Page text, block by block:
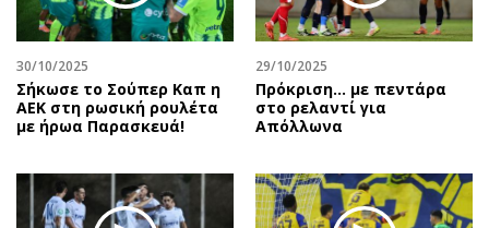
Χειρόγραφα
Επιστολές
30/10/2025
Σήκωσε το Σούπερ Καπ η
ΑΕΚ στη ρωσική ρουλέτα
με ήρωα Παρασκευά!
29/10/2025
Πρόκριση... με πεντάρα
στο ρελαντί για
Απόλλωνα